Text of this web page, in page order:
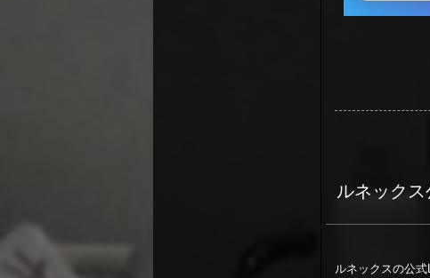
ルネック
ルネックスの公